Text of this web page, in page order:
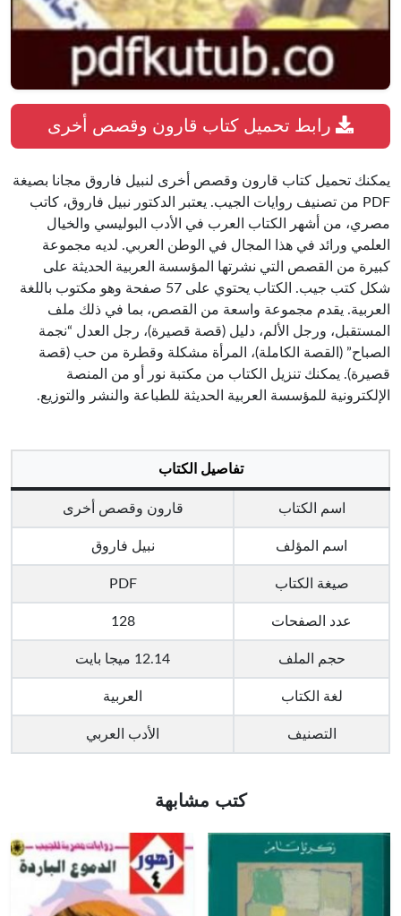
يمكنك تحميل كتاب قارون وقصص أخرى لنبيل فاروق مجانا بصيغة
PDF من تصنيف روايات الجيب. يعتبر الدكتور نبيل فاروق، كاتب
مصري، من أشهر الكتاب العرب في الأدب البوليسي والخيال
العلمي ورائد في هذا المجال في الوطن العربي. لديه مجموعة
كبيرة من القصص التي نشرتها المؤسسة العربية الحديثة على
شكل كتب جيب. الكتاب يحتوي على 57 صفحة وهو مكتوب باللغة
العربية. يقدم مجموعة واسعة من القصص، بما في ذلك ملف
المستقبل، ورجل الألم، دليل (قصة قصيرة)، رجل العدل “نجمة
الصباح” (القصة الكاملة)، المرأة مشكلة وقطرة من حب (قصة
قصيرة). يمكنك تنزيل الكتاب من مكتبة نور أو من المنصة
الإلكترونية للمؤسسة العربية الحديثة للطباعة والنشر والتوزيع.
تفاصيل الكتاب
اسم الكتاب قارون وقصص أخرى
اسم المؤلف نبيل فاروق
صيغة الكتاب PDF
عدد الصفحات 128
حجم الملف 12.14 ميجا بايت
لغة الكتاب العربية
التصنيف الأدب العربي
كتب مشابهة